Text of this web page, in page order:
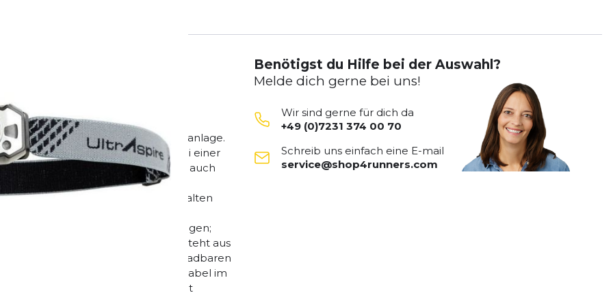
Ihre UltrAspire 3D-Beleuchtungsanlage.
zwischen Spot- und Flutlicht bei einer
Sie können bei dieser Leuchte auch
Steadybeam™ ausgestattet, um
Lebensdauer der Batterie erhalten
Sie Ihre Hand vor dem Gerät bewegen;
Das Gehäuse der Leuchte besteht aus
Sidekick ist mit einem wiederaufladbaren
Wiederaufladbare Batterie (Kabel im
in Spot/Flood. Rot/Rot
Benötigst du Hilfe bei der Auswahl?
Melde dich gerne bei uns!
Wir sind gerne für dich da
+49 (0)7231 374 00 70
Schreib uns einfach eine E-mail
service@shop4runners.com